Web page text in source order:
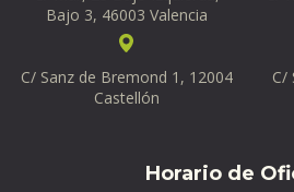
Bajo 3, 46003 Valencia
C/ Sanz de Bremond 1, 12004
Castellón
C/
Horario de